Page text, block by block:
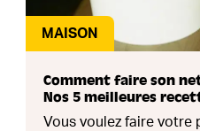
MAISON
Comment faire son
Nos 5 meilleures
Vous voulez faire